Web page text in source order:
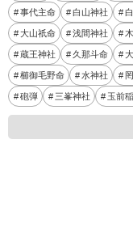
事代主命 白山神社
大山祇命 浅間神社
蔵王神社 久那斗命
櫛御毛野命 水神社
砲弾 三峯神社 玉前